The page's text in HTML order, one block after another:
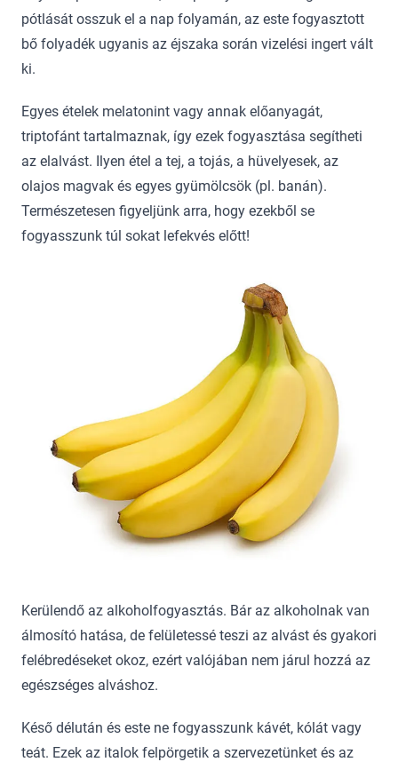
pótlását osszuk el a nap folyamán, az este fogyasztott
bő folyadék ugyanis az éjszaka során vizelési ingert vált
ki.
Egyes ételek melatonint vagy annak előanyagát,
triptofánt tartalmaznak, így ezek fogyasztása segítheti
az elalvást. Ilyen étel a tej, a tojás, a hüvelyesek, az
olajos magvak és egyes gyümölcsök (pl. banán).
Természetesen figyeljünk arra, hogy ezekből se
fogyasszunk túl sokat lefekvés előtt!
Kerülendő az alkoholfogyasztás. Bár az alkoholnak van
álmosító hatása, de felületessé teszi az alvást és gyakori
felébredéseket okoz, ezért valójában nem járul hozzá az
egészséges alváshoz.
Késő délután és este ne fogyasszunk kávét, kólát vagy
teát. Ezek az italok felpörgetik a szervezetünket és az